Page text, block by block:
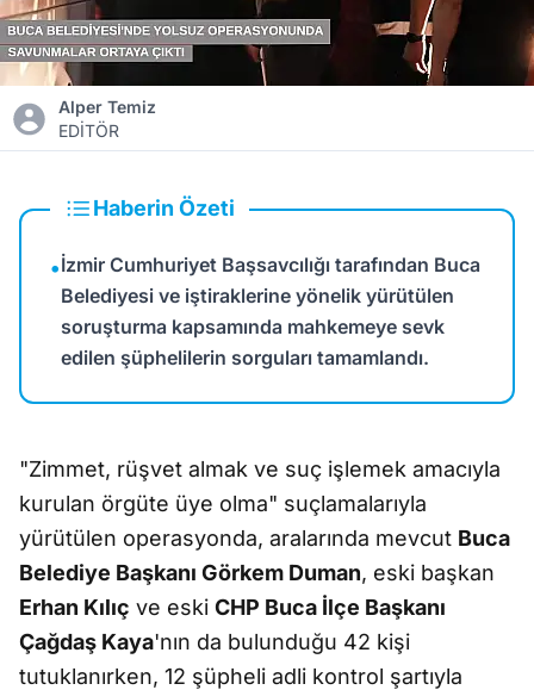
Alper Temiz
EDİTÖR
Haberin Özeti
•İzmir Cumhuriyet Başsavcılığı tarafından Buca
Belediyesi ve iştiraklerine yönelik yürütülen
soruşturma kapsamında mahkemeye sevk
edilen şüphelilerin sorguları tamamlandı.
"Zimmet, rüşvet almak ve suç işlemek amacıyla
kurulan örgüte üye olma" suçlamalarıyla
yürütülen operasyonda, aralarında mevcut Buca
Belediye Başkanı Görkem Duman, eski başkan
Erhan Kılıç ve eski CHP Buca İlçe Başkanı
Çağdaş Kaya'nın da bulunduğu 42 kişi
tutuklanırken, 12 şüpheli adli kontrol şartıyla